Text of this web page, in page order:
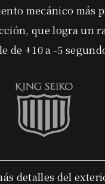
mecánico más
que logra un
de +10 a -5
detalles del